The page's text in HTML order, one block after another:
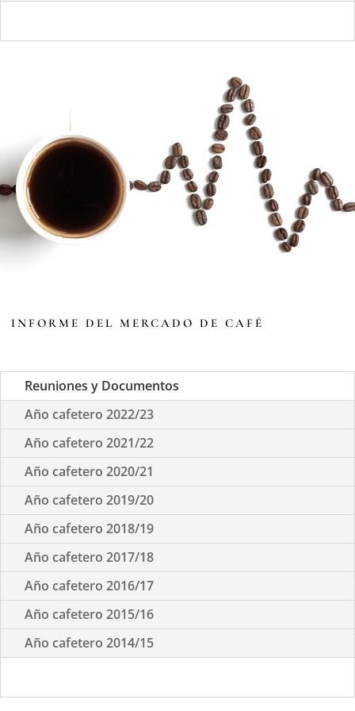
INFORME DEL MERCADO DE CAFÉ
Reuniones y Documentos
Año cafetero 2022/23
Año cafetero 2021/22
Año cafetero 2020/21
Año cafetero 2019/20
Año cafetero 2018/19
Año cafetero 2017/18
Año cafetero 2016/17
Año cafetero 2015/16
Año cafetero 2014/15